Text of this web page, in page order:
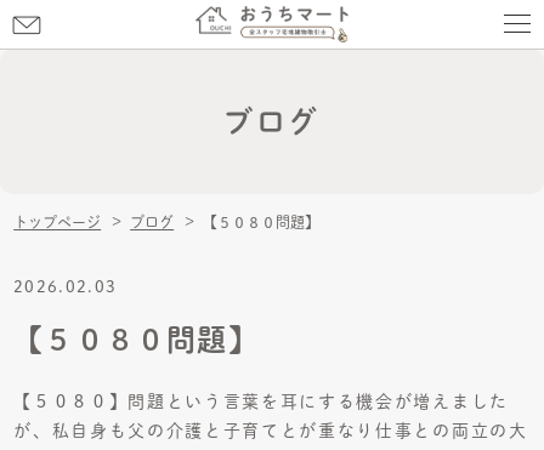
問
ブログ
トップページ ブログ 【５０８０問題】
2026.02.03
【５０８０問題】
【５０８０】問題という言葉を耳にする機会が増えました
が、私自身も父の介護と子育てとが重なり仕事との両立の大